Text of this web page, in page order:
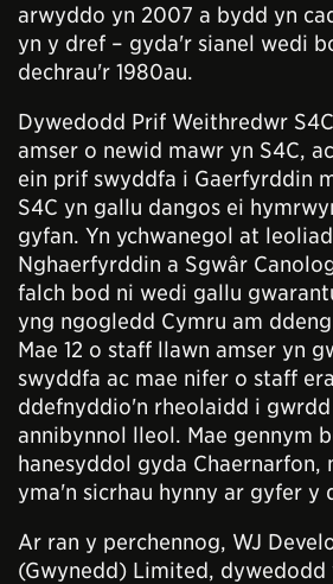
arwyddo yn 2007 a bydd yn
yn y dref – gyda'r sianel wedi
dechrau'r 1980au.
Dywedodd Prif Weithredwr
amser o newid mawr yn S4C,
ein prif swyddfa i Gaerfyrddin
S4C yn gallu dangos ei
gyfan. Yn ychwanegol at
Nghaerfyrddin a Sgwâr
falch bod ni wedi gallu
yng ngogledd Cymru am
Mae 12 o staff llawn amser yn
swyddfa ac mae nifer o staff
ddefnyddio'n rheolaidd i
annibynnol lleol. Mae gennym
hanesyddol gyda Chaernarfon,
yma'n sicrhau hynny ar gyfer y
Ar ran y perchennog, WJ
(Gwynedd) Limited,